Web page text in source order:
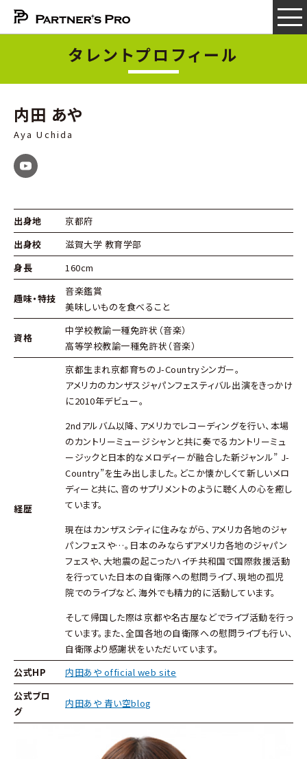
タレントプロフィール
内田 あや
Aya Uchida
出身地
京都府
出身校
滋賀大学 教育学部
身長
160cm
趣味・特技
音楽鑑賞
美味しいものを食べること
資格
中学校教諭一種免許状（音楽）
高等学校教諭一種免許状（音楽）
経歴
京都生まれ京都育ちのJ-Countryシンガー。
アメリカのカンザスジャパンフェスティバル出演をきっかけ
に2010年デビュー。
2ndアルバム以降、アメリカでレコーディングを行い、本場
のカントリーミュージシャンと共に奏でるカントリーミュ
ージックと日本的なメロディーが融合した新ジャンル” J-
Country”を生み出しました。どこか懐かしくて新しいメロ
ディーと共に、音のサプリメントのように聴く人の心を癒し
ています。
現在はカンザスシティに住みながら、アメリカ各地のジャ
パンフェスや…。日本のみならずアメリカ各地のジャパン
フェスや、大地震の起こったハイチ共和国で国際救援活動
を行っていた日本の自衛隊への慰問ライブ、現地の孤児
院でのライブなど、海外でも精力的に活動しています。
そして帰国した際は京都や名古屋などでライブ活動を行っ
ています。また、全国各地の自衛隊への慰問ライブも行い、
自衛隊より感謝状をいただいています。
公式HP
内田あや official web site
公式ブロ
グ
内田あや 青い空blog